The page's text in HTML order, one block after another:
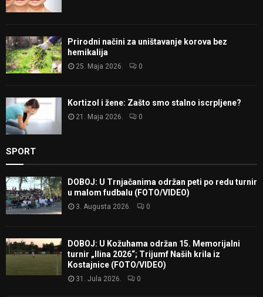
Prirodni načini za uništavanje korova bez
hemikalija
25. Maja 2026. 0
Kortizol i žene: Zašto smo stalno iscrpljene?
21. Maja 2026. 0
SPORT
DOBOJ: U Trnjačanima održan peti po redu turnir
u malom fudbalu (FOTO/VIDEO)
3. Augusta 2026. 0
DOBOJ: U Kožuhama održan 15. Memorijalni
turnir „Ilina 2026“; Trijumf Naših krila iz
Kostajnice (FOTO/VIDEO)
31. Jula 2026. 0